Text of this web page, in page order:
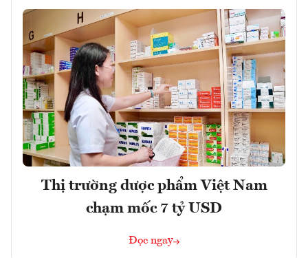
Thị trường dược phẩm Việt Nam
chạm mốc 7 tỷ USD
Đọc ngay